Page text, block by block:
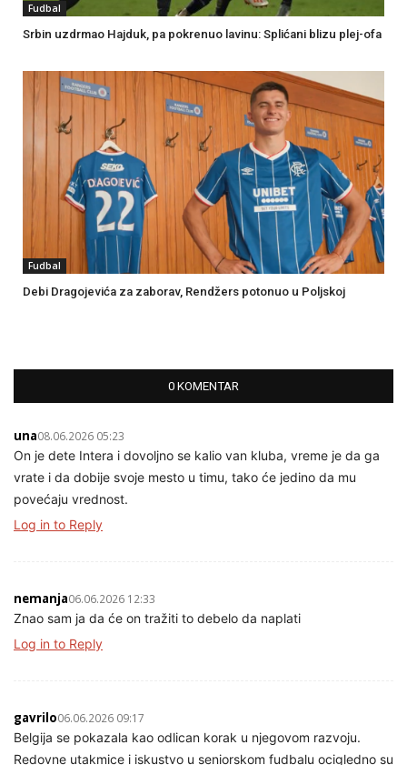
Fudbal
Srbin uzdrmao Hajduk, pa pokrenuo lavinu: Splićani blizu plej-ofa
Fudbal
Debi Dragojevića za zaborav, Rendžers potonuo u Poljskoj
0 KOMENTAR
una08.06.2026 05:23
On je dete Intera i dovoljno se kalio van kluba, vreme je da ga
vrate i da dobije svoje mesto u timu, tako će jedino da mu
povećaju vrednost.
Log in to Reply
nemanja06.06.2026 12:33
Znao sam ja da će on tražiti to debelo da naplati
Log in to Reply
gavrilo06.06.2026 09:17
Belgija se pokazala kao odlican korak u njegovom razvoju.
Redovne utakmice i iskustvo u seniorskom fudbalu ocigledno su